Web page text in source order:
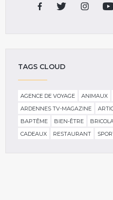
TAGS CLOUD
AGENCE DE VOYAGE ANIMAUX
ARDENNES TV-MAGAZINE
BAPTÊME
BIEN-ÊTRE
CADEAUX
RESTAURANT